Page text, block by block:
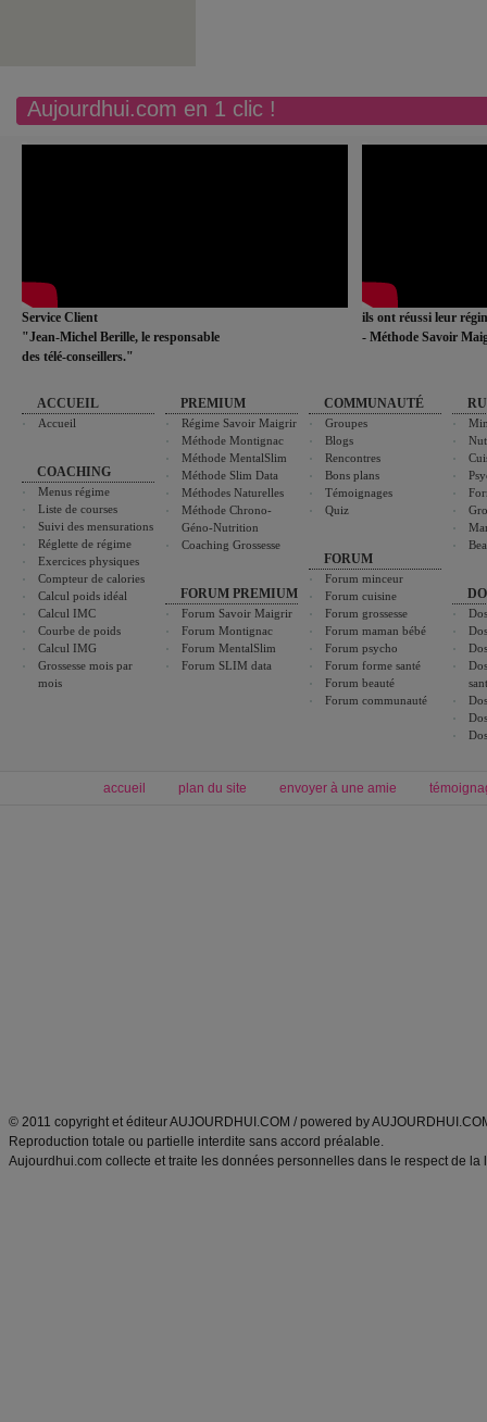
Aujourdhui.com en 1 clic !
Service Client
"Jean-Michel Berille, le responsable
des télé-conseillers."
ils ont réussi leur
- Méthode Savoir
ACCUEIL
Accueil
COACHING
Menus régime
Liste de courses
Suivi des mensurations
Réglette de régime
Exercices physiques
Compteur de calories
Calcul poids idéal
Calcul IMC
Courbe de poids
Calcul IMG
Grossesse mois par
mois
PREMIUM
Régime Savoir Maigrir
Méthode Montignac
Méthode MentalSlim
Méthode Slim Data
Méthodes Naturelles
Méthode Chrono-
Géno-Nutrition
Coaching Grossesse
FORUM PREMIUM
Forum Savoir Maigrir
Forum Montignac
Forum MentalSlim
Forum SLIM data
COMMUNAUTÉ
Groupes
Blogs
Rencontres
Bons plans
Témoignages
Quiz
FORUM
Forum minceur
Forum cuisine
Forum grossesse
Forum maman bébé
Forum psycho
Forum forme santé
Forum beauté
Forum communauté
accueil plan du site envoyer à une amie
© 2011 copyright et éditeur AUJOURDHUI.COM / powered by
Reproduction totale ou partielle interdite sans accord préalable.
Aujourdhui.com collecte et traite les données personnelles dans le respect de